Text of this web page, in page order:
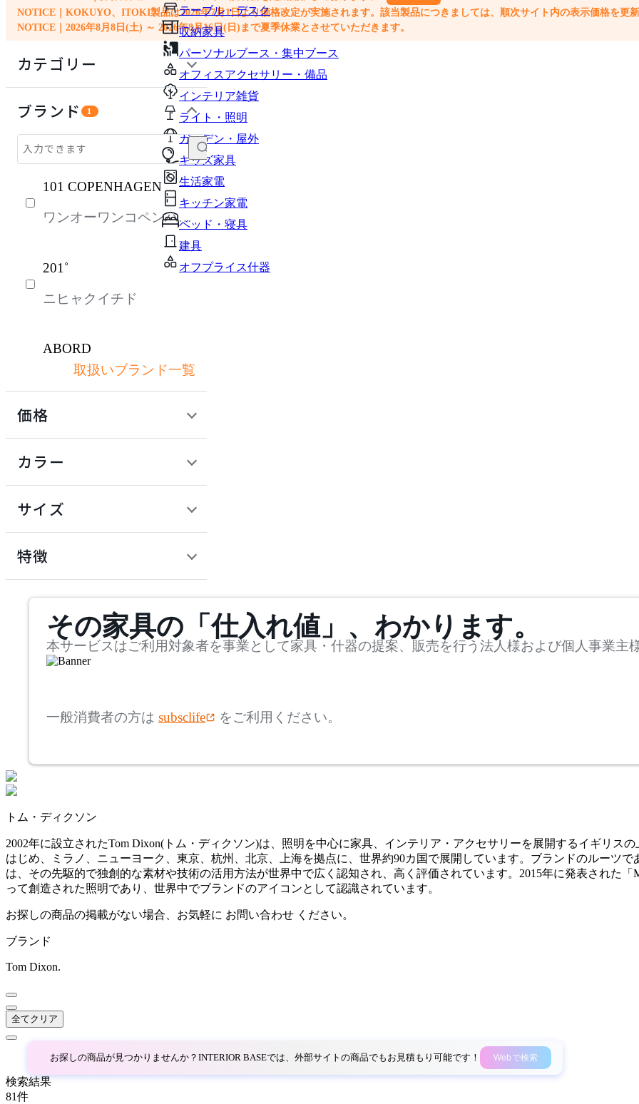
テーブル・デスク
収納家具
パーソナルブース・集中ブース
オフィスアクセサリー・備品
インテリア雑貨
ライト・照明
ガーデン・屋外
キッズ家具
生活家電
キッチン家電
ベッド・寝具
建具
オフプライス什器
NOTICE｜KOKUYO、ITOKI製品は2026年7月1日より価格改定が実施されます。該当製品につきましては、順次サイト内の表示価格を更新
NOTICE｜2026年8月8日(土) ～ 2026年8月16日(日)まで夏季休業とさせていただきます。
カテゴリー
ソファ
収納家具
オフィスアクセサリー・備品
インテリア雑貨
キッチン家電
オフプライス什器
ブランド 1
101 COPENHAGEN
ワンオーワンコペンハー
201˚
ニヒャクイチド
ABORD
アボール
アクメファニチャー
ADAL
アダルトータルインテリ
アコレクション
AINX
アイネクス
aluna
アルナ
アンドリューワールド
ANONIMA CASTELLI
取扱いブランド一覧
価格
カラー
サイズ
mm
検索
~
~
特徴
その家具の「仕入れ値」、わかります。
本サービスはご利用対象者を事業として家具・什器の提案、販売を行う法人様および個人事業主
一般消費者の方は subsclife をご利用ください。
トム・ディクソン
2002年に設立されたTom Dixon(トム・ディクソン)は、照明を中心に家具、インテリア・アクセサリーを展開するイギリス
はじめ、ミラノ、ニューヨーク、東京、杭州、北京、上海を拠点に、世界約90カ国で展開しています。ブランドのルーツ
は、その先駆的で独創的な素材や技術の活用方法が世界中で広く認知され、高く評価されています。2015年に発表された
って創造された照明であり、世界中でブランドのアイコンとして認識されています。
お探しの商品の掲載がない場合、お気軽に お問い合わせ ください。
ブランド
Tom Dixon.
全てクリア
お探しの商品が見つかりませんか？INTERIOR BASEでは、外部サイトの商品でもお見積もり可能です！ Webで検索
検索結果
81件